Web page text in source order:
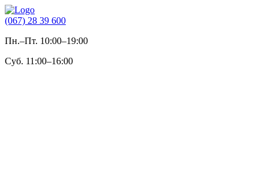
(067) 28 39 600
Пн.–Пт. 10:00–19:00
Суб. 11:00–16:00